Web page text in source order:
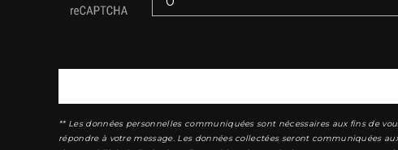
** Les données personnelles communiquées sont nécessaires aux fins de
répondre à votre message. Les données collectées seront communiquées